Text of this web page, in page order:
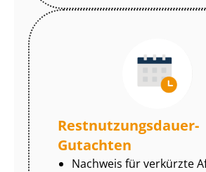
Rest­nut­zungs­dau­er-
Gutachten
Nachweis für verkürzte